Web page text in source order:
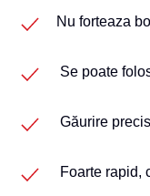
Nu forteaza
Se poate
Găurire
Foarte rapid,